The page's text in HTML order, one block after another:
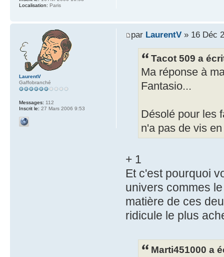
Localisation: Paris
par LaurentV» 16 Déc
Tacot 509 a
Ma réponse à
Fantasio...
Désolé pour les
n'a pas de vis
+ 1
Et c'est pourquoi
univers commes
matière de ces
ridicule le plus
Marti451000 a
LaurentV
Gaffobranché
Messages: 112
Inscrit le: 27 Mars 2006 9:53